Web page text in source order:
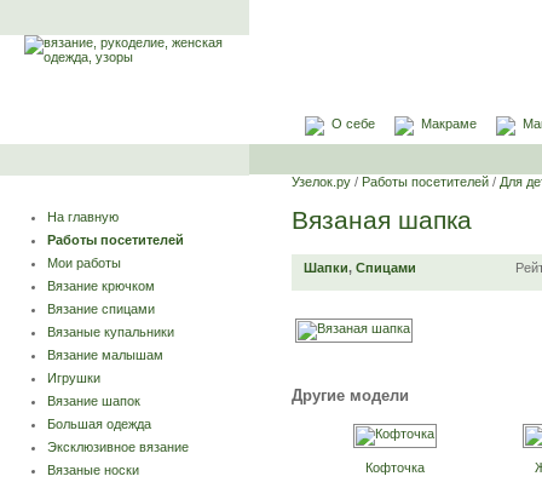
О себе Макраме
На главную
Работы посетителей
Мои работы
Вязание крючком
Вязание спицами
Вязаные купальники
Вязание малышам
Игрушки
Вязание шапок
Большая одежда
Эксклюзивное вязание
Вязаные носки
Узелок.ру / Работы посетителей / Для
Вязаная шапка
Шапки, Спицами
Другие модели
Кофточка